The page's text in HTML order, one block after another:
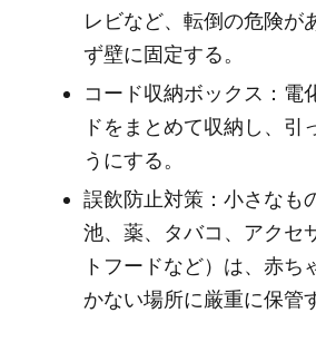
レビなど、転倒の危険が
ず壁に固定する。
コード収納ボックス：電
ドをまとめて収納し、引
うにする。
誤飲防止対策：小さなも
池、薬、タバコ、アクセ
トフードなど）は、赤ち
かない場所に厳重に保管